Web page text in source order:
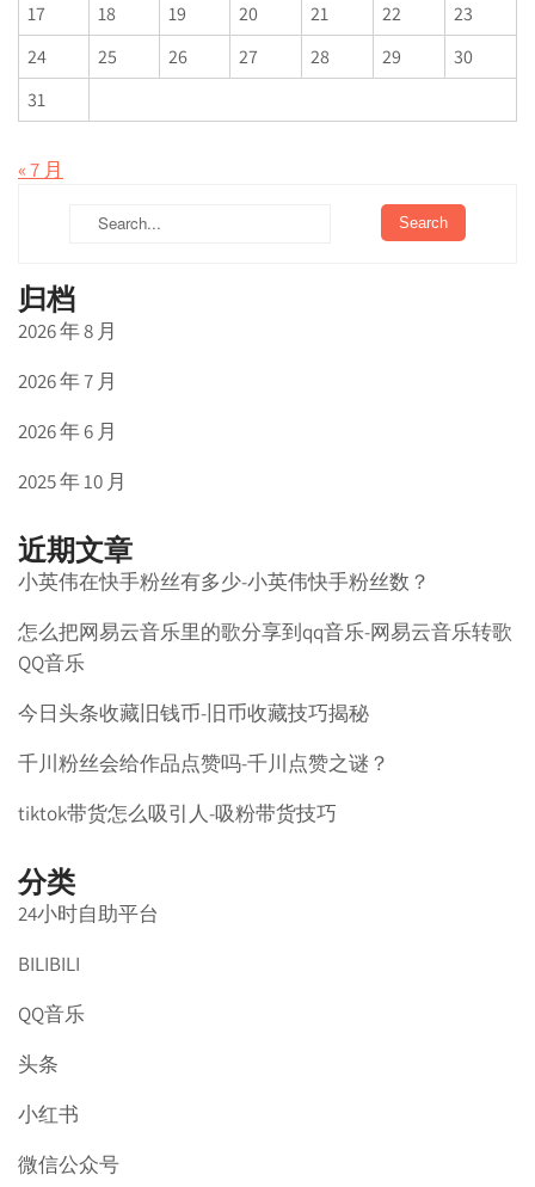
17
18 19 20 21 22
23
24
25 26 27 28 29
30
31
« 7 月
归档
2026 年 8 月
2026 年 7 月
2026 年 6 月
2025 年 10 月
近期文章
小英伟在快手粉丝有多少-小英伟快手粉丝数？
怎么把网易云音乐里的歌分享到qq音乐-网易云音乐转歌
QQ音乐
今日头条收藏旧钱币-旧币收藏技巧揭秘
千川粉丝会给作品点赞吗-千川点赞之谜？
tiktok带货怎么吸引人-吸粉带货技巧
分类
24小时自助平台
BILIBILI
QQ音乐
头条
小红书
微信公众号